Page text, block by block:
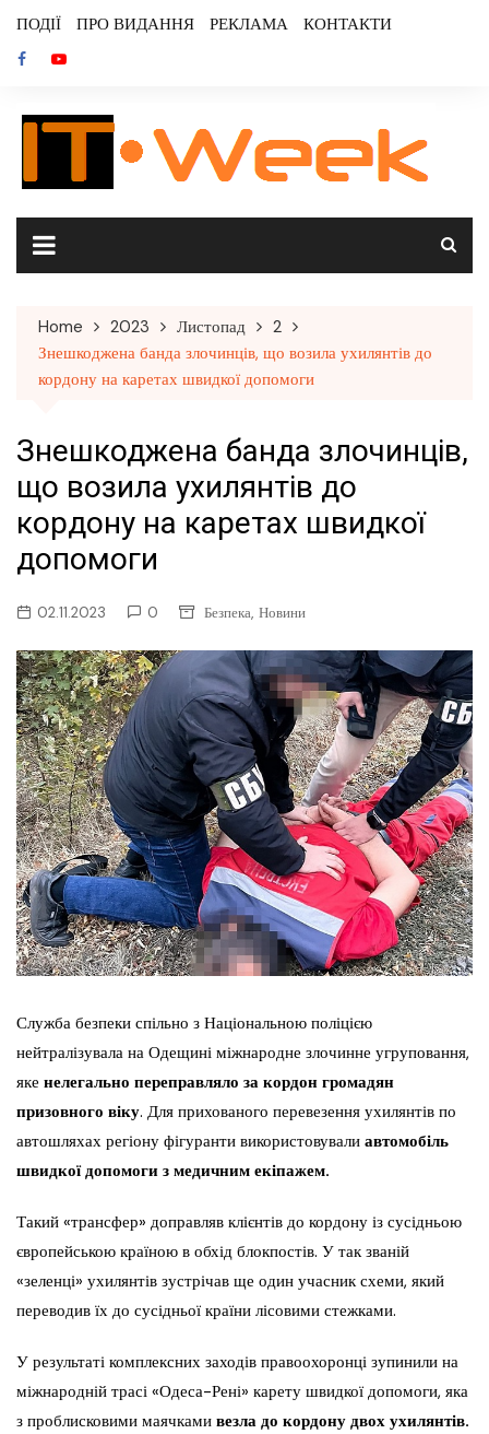
content
ПОДІЇ ПРО ВИДАННЯ РЕКЛАМА КОНТАКТИ
Home 2023 Листопад
2
Знешкоджена банда злочинців, що возила ухилянтів до
кордону на каретах швидкої допомоги
Знешкоджена банда злочинців,
що возила ухилянтів до
кордону на каретах швидкої
допомоги
02.11.2023 0 Безпека, Новини
Служба безпеки спільно з Національною поліцією
нейтралізувала на Одещині міжнародне злочинне угруповання,
яке нелегально переправляло за кордон громадян
призовного віку. Для прихованого перевезення ухилянтів по
автошляхах регіону фігуранти використовували автомобіль
швидкої допомоги з медичним екіпажем.
Такий «трансфер» доправляв клієнтів до кордону із сусідньою
європейською країною в обхід блокпостів. У так званій
«зеленці» ухилянтів зустрічав ще один учасник схеми, який
переводив їх до сусідньої країни лісовими стежками.
У результаті комплексних заходів правоохоронці зупинили на
міжнародній трасі «Одеса-Рені» карету швидкої допомоги, яка
з проблисковими маячками везла до кордону двох ухилянтів.